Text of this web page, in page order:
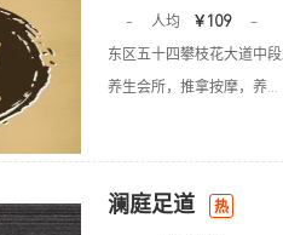
- 人均 ￥109
-
东区五十四攀枝花大道中
养生会所，推拿按摩，养...
澜庭足道 热